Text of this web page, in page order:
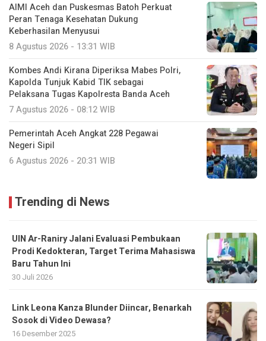
AIMI Aceh dan Puskesmas Batoh Perkuat
Peran Tenaga Kesehatan Dukung
Keberhasilan Menyusui
8 Agustus 2026 - 13:31 WIB
Kombes Andi Kirana Diperiksa Mabes Polri,
Kapolda Tunjuk Kabid TIK sebagai
Pelaksana Tugas Kapolresta Banda Aceh
7 Agustus 2026 - 08:12 WIB
Pemerintah Aceh Angkat 228 Pegawai
Negeri Sipil
6 Agustus 2026 - 20:31 WIB
Trending di News
UIN Ar-Raniry Jalani Evaluasi Pembukaan
Prodi Kedokteran, Target Terima Mahasiswa
Baru Tahun Ini
30 Juli 2026
Link Leona Kanza Blunder Diincar, Benarkah
Sosok di Video Dewasa?
16 Desember 2025